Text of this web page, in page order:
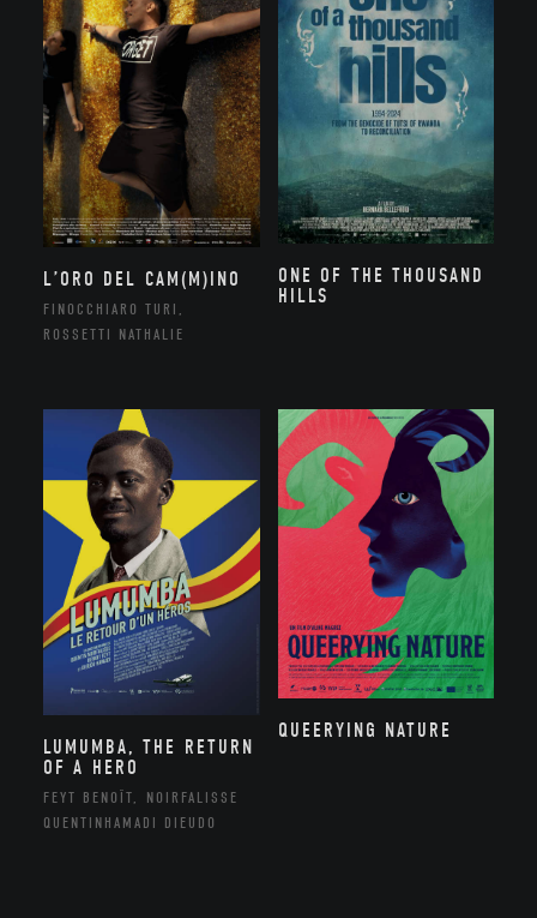
L’ORO DEL CAM(M)INO
FINOCCHIARO TURI,
ROSSETTI NATHALIE
ONE OF THE THOUSAND
HILLS
LUMUMBA, THE RETURN
OF A HERO
FEYT BENOÎT, NOIRFALISSE
QUENTINHAMADI DIEUDO
QUEERYING NATURE